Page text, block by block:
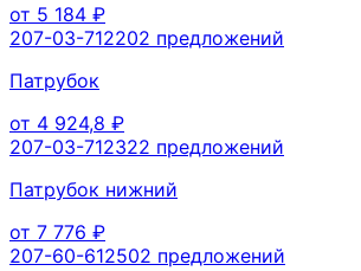
от 5 184 ₽
207-03-712202 предложений
Патрубок
от 4 924,8 ₽
207-03-712322 предложений
Патрубок нижний
от 7 776 ₽
207-60-612502 предложений